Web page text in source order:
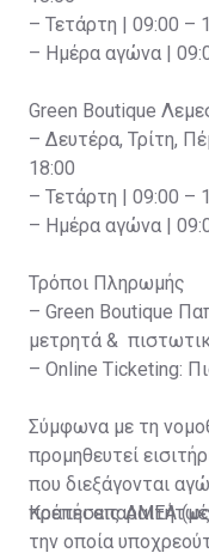
– Τετάρτη | 09:00 –
– Ημέρα αγώνα |
Green Boutique
– Δευτέρα, Τρίτη,
18:00
– Τετάρτη | 09:00 –
– Ημέρα αγώνα |
Τρόποι Πληρωμής
– Green Boutique
μετρητά &
– Online Ticketing:
Σύμφωνα με τη
προμηθευτεί
που διεξάγονται
πρέπει
την οποία
Κρατήσεις ΑΜΕΑ